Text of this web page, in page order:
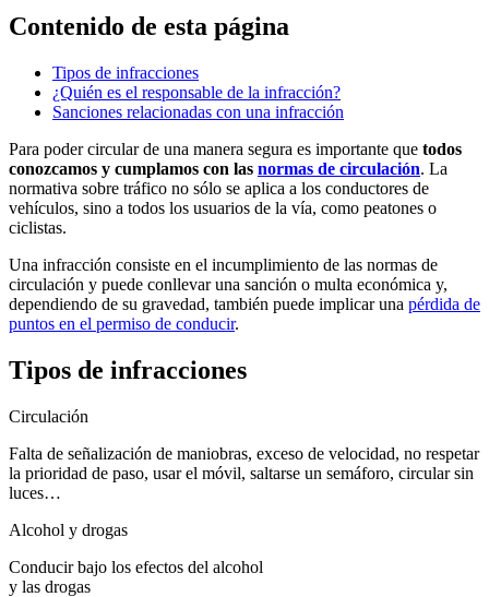
Contenido de esta página
Tipos de infracciones
¿Quién es el responsable de la infracción?
Sanciones relacionadas con una infracción
Para poder circular de una manera segura es importante que todos
conozcamos y cumplamos con las normas de circulación. La
normativa sobre tráfico no sólo se aplica a los conductores de
vehículos, sino a todos los usuarios de la vía, como peatones o
ciclistas.
Una infracción consiste en el incumplimiento de las normas de
circulación y puede conllevar una sanción o multa económica y,
dependiendo de su gravedad, también puede implicar una pérdida de
puntos en el permiso de conducir.
Tipos de infracciones
Circulación
Falta de señalización de maniobras, exceso de velocidad, no respetar
la prioridad de paso, usar el móvil, saltarse un semáforo, circular sin
luces…
Alcohol y drogas
Conducir bajo los efectos del alcohol
y las drogas